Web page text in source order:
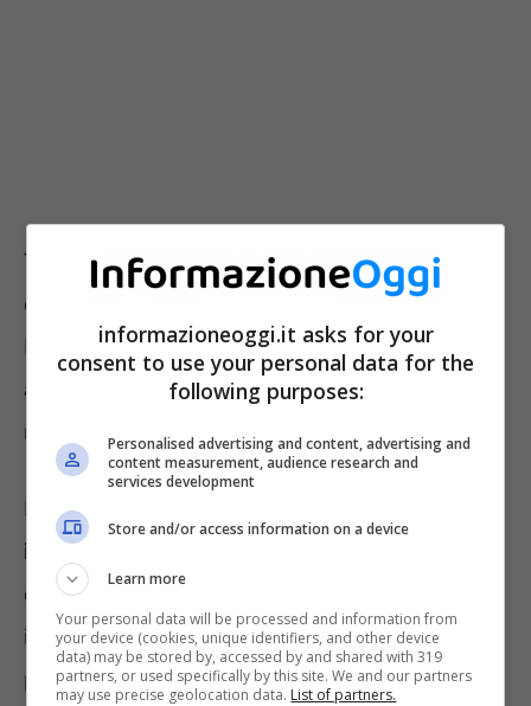
Tra i vantaggi in merito, secondo
quest’ultimo, il primo è di natura
economica.
Il fotovoltaico a noleggio evita
all’imprenditore una rilevantespesa,
necessaria nel caso dell’acquisto.
L’impresa che sceglie di
impianto fotovoltaico
concentrare sulla propria attività, andando ad
investire le cifre risparmiate in prodotti o altri
processi.
informazioneoggi.it asks for your
consent to use your personal data for the
following purposes:
Personalised advertising and content, advertising and
content measurement, audience research and
services development
Store and/or access information on a device
Learn more
Your personal data will be processed and information from
your device (cookies, unique identifiers, and other device
data) may be stored by, accessed by and shared with 319
partners, or used specifically by this site. We and our partners
may use precise geolocation data. List of partners.